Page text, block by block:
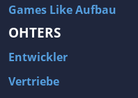
Games Like Aufbau
OHTERS
Entwickler
Vertriebe